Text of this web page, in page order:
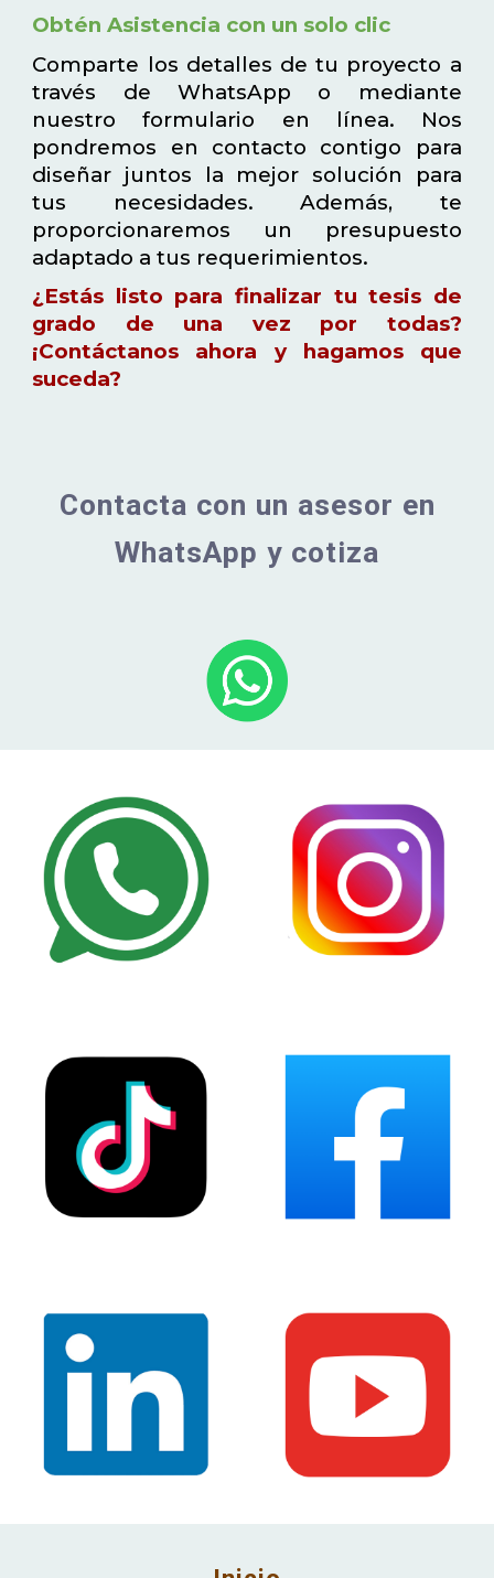
Obtén Asistencia con un solo clic
Comparte los detalles de tu proyecto a
través de WhatsApp o mediante
nuestro formulario en línea. Nos
pondremos en contacto contigo para
diseñar juntos la mejor solución para
tus necesidades. Además, te
proporcionaremos un presupuesto
adaptado a tus requerimientos.
¿Estás listo para finalizar tu tesis de
grado de una vez por todas?
¡Contáctanos ahora y hagamos que
suceda?
Contacta con un asesor en
WhatsApp y cotiza